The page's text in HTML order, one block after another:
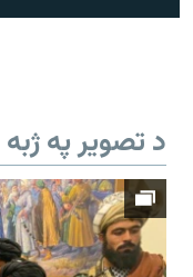
د تصویر په ژبه